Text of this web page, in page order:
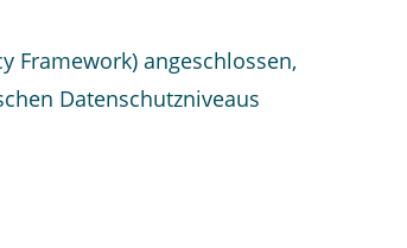
Framework) angeschlossen,
Datenschutzniveaus